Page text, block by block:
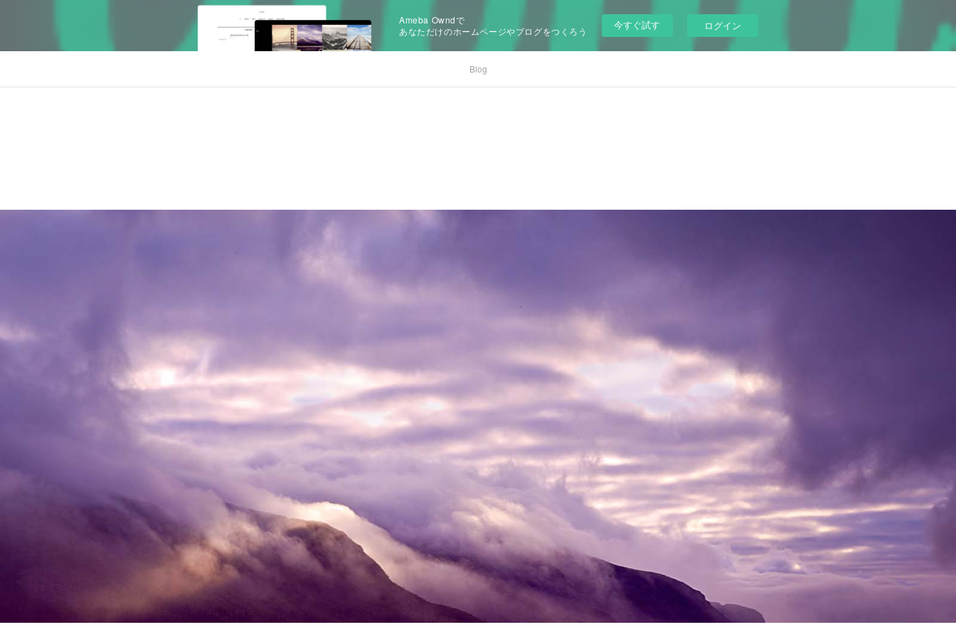
Ameba Owndで
あなただけのホームページやブログをつくろう
今すぐ試す ログイン
Blog